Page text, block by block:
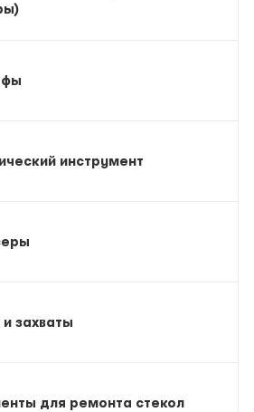
инструмент
захваты
для ремонта стекол